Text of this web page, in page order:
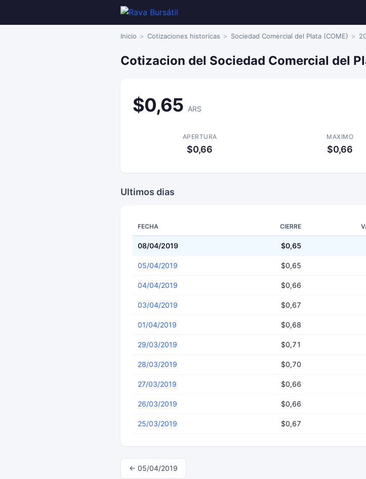
Inicio Cotizaciones historicas Sociedad Comercial del Plata (COME)
Cotizacion del Sociedad Comercial del
$0,65 ARS
APERTURA
$0,66
MAXIMO
$0,66
Ultimos dias
FECHA CIERRE
08/04/2019 $0,65
05/04/2019 $0,65
04/04/2019 $0,66
03/04/2019 $0,67
01/04/2019 $0,68
29/03/2019 $0,71
28/03/2019 $0,70
27/03/2019 $0,66
26/03/2019 $0,66
25/03/2019 $0,67
← 05/04/2019